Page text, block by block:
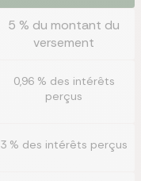
5 % du montant du
versement
0,96 % des intérêts
perçus
3 % des intérêts perçus